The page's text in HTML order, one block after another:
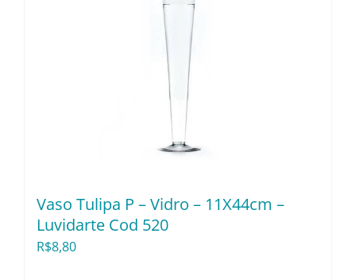
Vaso Tulipa P – Vidro – 11X44cm –
Luvidarte Cod 520
R$8,80